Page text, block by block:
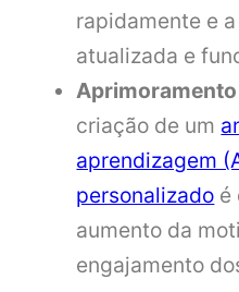
rapidamente e
atualizada e
criação de um
aprendizagem
personalizado é
aumento da
engajamento